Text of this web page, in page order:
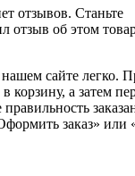
отзывов. Станьте
отзыв об этом
сайте легко.
корзину, а затем
правильность
заказ» или